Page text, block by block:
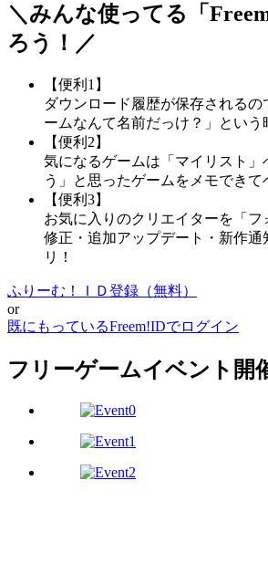
＼みんな使ってる「
ろう！／
【便利1】
ダウンロード履歴が保存される
ームなんて名前だっけ？」という
【便利2】
気になるゲームは「マイリスト」
う」と思ったゲームをメモできて
【便利3】
お気に入りのクリエイターを「
修正・追加アップデート・新作通
リ！
ふりーむ！ＩＤ登録（無料）
or
既にもっているFreem!IDでログイン
フリーゲームイベント開